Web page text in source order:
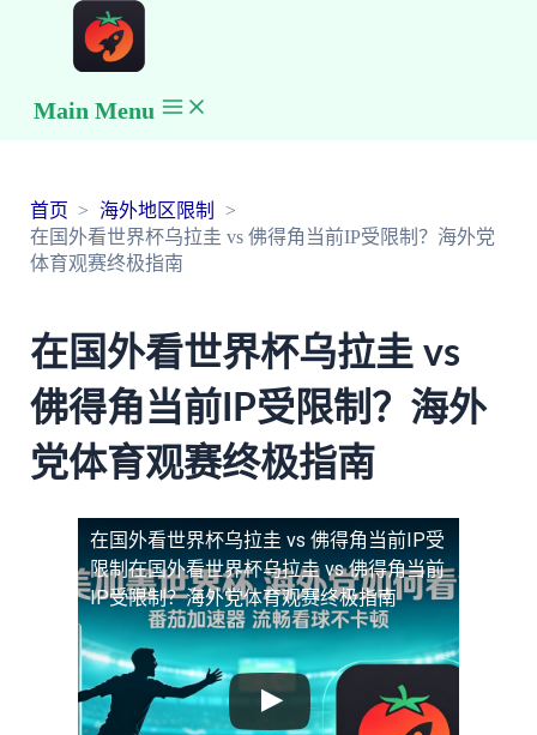
Main Menu
首页
海外地区限制
在国外看世界杯乌拉圭 vs 佛得角当前IP受限制？海外党
体育观赛终极指南
在国外看世界杯乌拉圭 vs
佛得角当前IP受限制？海外
党体育观赛终极指南
在国外看世界杯乌拉圭 vs 佛得角当前IP受
限制在国外看世界杯乌拉圭 vs 佛得角当前
IP受限制？海外党体育观赛终极指南